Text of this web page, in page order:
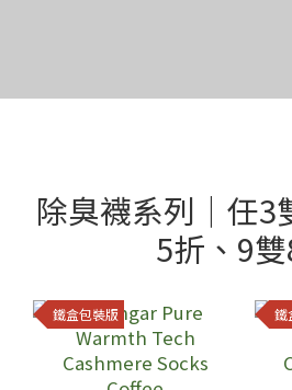
除臭襪系列｜任3
5折、9
鐵盒包裝版 鐵